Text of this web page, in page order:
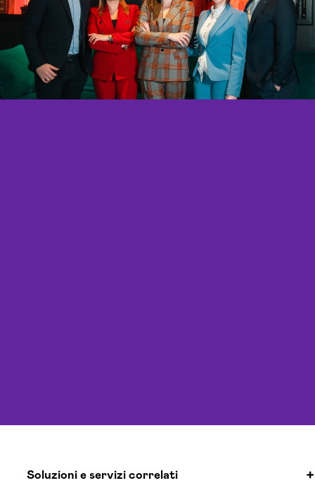
Soluzioni e servizi correlati